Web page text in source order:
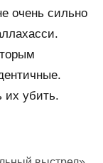
очень сильно
убить.